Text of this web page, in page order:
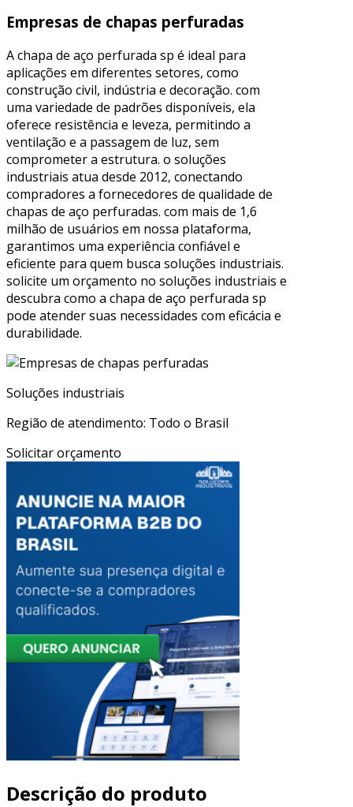
Empresas de chapas perfuradas
A chapa de aço perfurada sp é ideal para
aplicações em diferentes setores, como
construção civil, indústria e decoração. com
uma variedade de padrões disponíveis, ela
oferece resistência e leveza, permitindo a
ventilação e a passagem de luz, sem
comprometer a estrutura. o soluções
industriais atua desde 2012, conectando
compradores a fornecedores de qualidade de
chapas de aço perfuradas. com mais de 1,6
milhão de usuários em nossa plataforma,
garantimos uma experiência confiável e
eficiente para quem busca soluções industriais.
solicite um orçamento no soluções industriais e
descubra como a chapa de aço perfurada sp
pode atender suas necessidades com eficácia e
durabilidade.
Soluções industriais
Região de atendimento: Todo o Brasil
Solicitar orçamento
Descrição do produto